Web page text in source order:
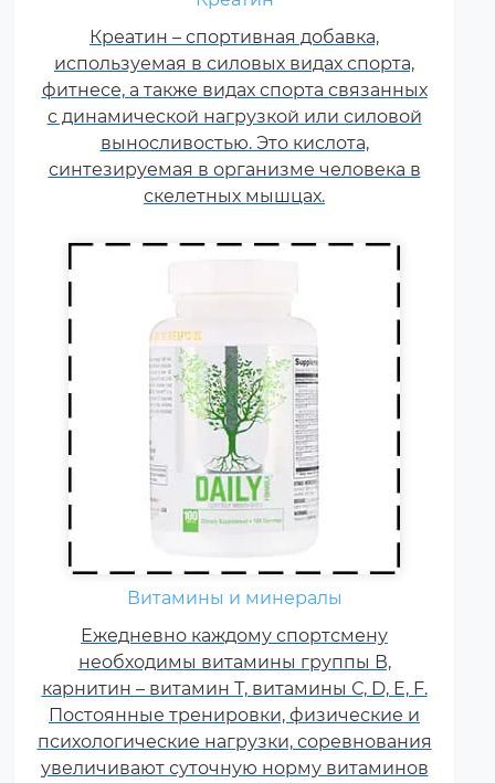
Креатин – спортивная добавка,
используемая в силовых видах спорта,
фитнесе, а также видах спорта связанных
с динамической нагрузкой или силовой
выносливостью. Это кислота,
синтезируемая в организме человека в
скелетных мышцах.
витамины группы В, карнитин –
витамин Т, витамины С, D, E, F.
Постоянные тренировки,
физические и психологические
нагрузки, соревнования
увеличивают суточную норму
витаминов и минералов в 1,5-2
Витамины и минералы
Ежедневно каждому спортсмену
необходимы витамины группы В,
карнитин – витамин Т, витамины С, D, E, F.
Постоянные тренировки, физические и
психологические нагрузки, соревнования
увеличивают суточную норму витаминов